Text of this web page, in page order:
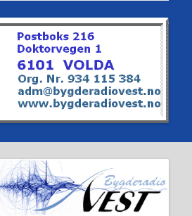
HERØYFILMEN
MØTEPLASSEN